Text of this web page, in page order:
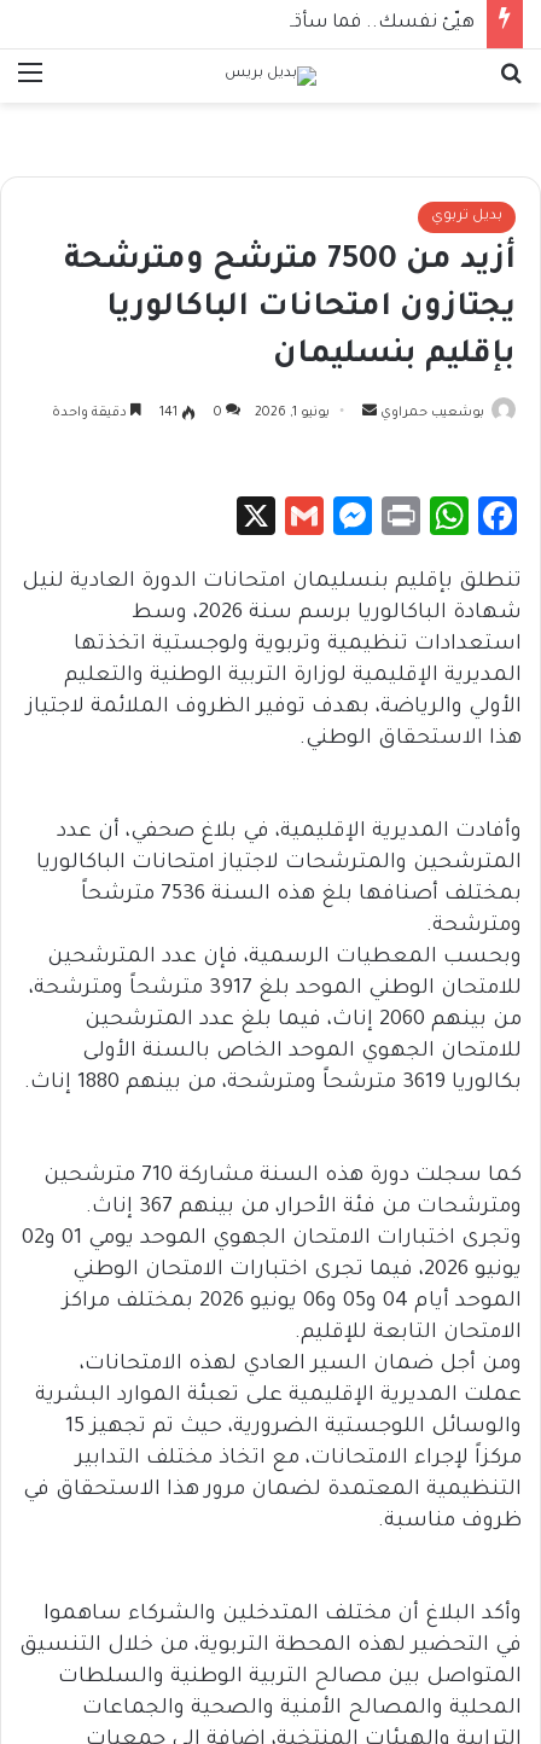
هيّئ نفسك.. فما سأقوله ستسمعه لأول مرة !!
بديل تربوي
أزيد من 7500 مترشح ومترشحة
يجتازون امتحانات الباكالوريا
بإقليم بنسليمان
بوشعيب حمراوي
أرسل يونيو 1, 2026 0
141 دقيقة واحدة
Fa
e
b
o
ok
W
at
sA
p
p
Pr
t
M
se
n
g
er
G
ail
تنطلق بإقليم بنسليمان امتحانات الدورة العادية لنيل
شهادة الباكالوريا برسم سنة 2026، وسط
استعدادات تنظيمية وتربوية ولوجستية اتخذتها
المديرية الإقليمية لوزارة التربية الوطنية والتعليم
الأولي والرياضة، بهدف توفير الظروف الملائمة لاجتياز
هذا الاستحقاق الوطني.
وأفادت المديرية الإقليمية، في بلاغ صحفي، أن عدد
المترشحين والمترشحات لاجتياز امتحانات الباكالوريا
بمختلف أصنافها بلغ هذه السنة 7536 مترشحاً
ومترشحة.
وبحسب المعطيات الرسمية، فإن عدد المترشحين
للامتحان الوطني الموحد بلغ 3917 مترشحاً ومترشحة،
من بينهم 2060 إناث، فيما بلغ عدد المترشحين
للامتحان الجهوي الموحد الخاص بالسنة الأولى
بكالوريا 3619 مترشحاً ومترشحة، من بينهم 1880 إناث.
كما سجلت دورة هذه السنة مشاركة 710 مترشحين
ومترشحات من فئة الأحرار، من بينهم 367 إناث.
وتجرى اختبارات الامتحان الجهوي الموحد يومي 01 و02
يونيو 2026، فيما تجرى اختبارات الامتحان الوطني
الموحد أيام 04 و05 و06 يونيو 2026 بمختلف مراكز
الامتحان التابعة للإقليم.
ومن أجل ضمان السير العادي لهذه الامتحانات،
عملت المديرية الإقليمية على تعبئة الموارد البشرية
والوسائل اللوجستية الضرورية، حيث تم تجهيز 15
مركزاً لإجراء الامتحانات، مع اتخاذ مختلف التدابير
التنظيمية المعتمدة لضمان مرور هذا الاستحقاق في
ظروف مناسبة.
وأكد البلاغ أن مختلف المتدخلين والشركاء ساهموا
في التحضير لهذه المحطة التربوية، من خلال التنسيق
المتواصل بين مصالح التربية الوطنية والسلطات
المحلية والمصالح الأمنية والصحية والجماعات